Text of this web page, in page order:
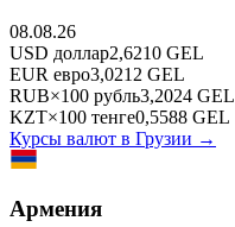
08.08.26
USD доллар2,6210 GEL
EUR евро3,0212 GEL
RUB×100 рубль3,2024 GEL
KZT×100 тенге0,5588 GEL
Курсы валют в Грузии →
Армения